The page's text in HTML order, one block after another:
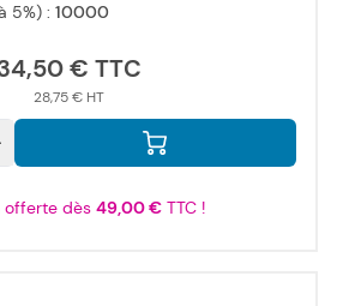
5%) : 10000
€
28,75 €
offerte dès 49,00 €TTC !